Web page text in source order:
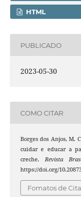
HTML
PUBLICADO
2023-05-30
COMO CITAR
Borges dos Anjos, M.
cuidar e educar a
creche. Revista
https://doi.org/
Fomatos de